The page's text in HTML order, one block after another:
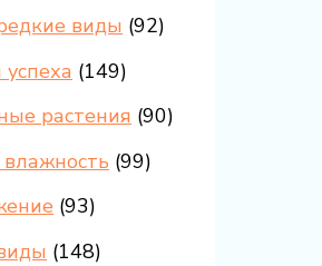
виды (92)
(149)
растения (90)
(99)
(93)
(148)